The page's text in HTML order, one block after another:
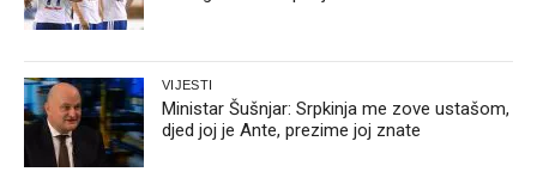
VIJESTI
Ministar Šušnjar: Srpkinja me zove ustašom,
djed joj je Ante, prezime joj znate